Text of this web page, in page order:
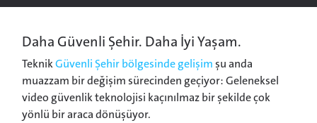
Daha Güvenli Şehir. Daha İyi Yaşam.
TeknikGüvenli Şehir bölgesinde gelişimşu anda
muazzam bir değişim sürecinden geçiyor: Geleneksel
video güvenlik teknolojisi kaçınılmaz bir şekilde çok
yönlü bir araca dönüşüyor.